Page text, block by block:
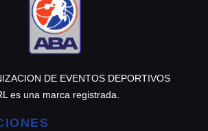
DE EVENTOS DEPORTIVOS
es una marca registrada.